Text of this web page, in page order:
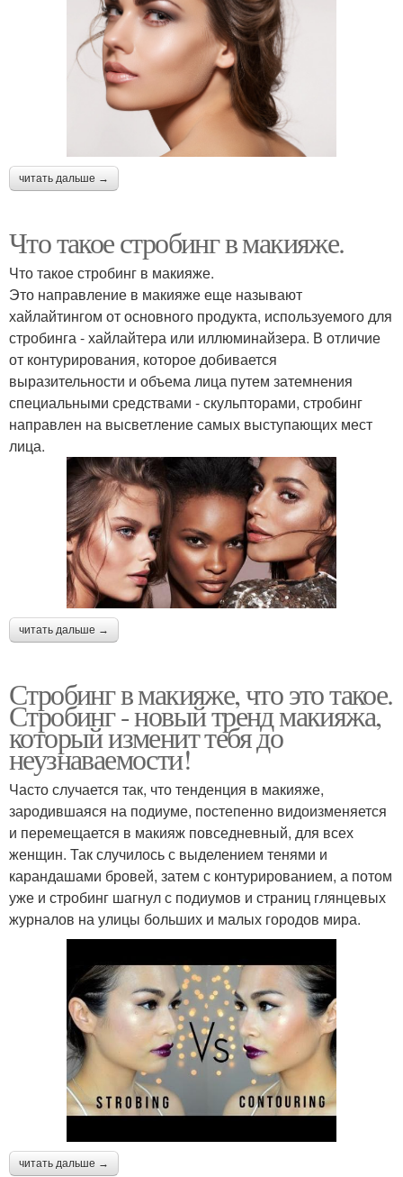
читать дальше →
Что такое стробинг в макияже.
Что такое стробинг в макияже.
Это направление в макияже еще называют
хайлайтингом от основного продукта, используемого для
стробинга - хайлайтера или иллюминайзера. В отличие
от контурирования, которое добивается
выразительности и объема лица путем затемнения
специальными средствами - скульпторами, стробинг
направлен на высветление самых выступающих мест
лица.
читать дальше →
Стробинг в макияже, что это такое.
Стробинг - новый тренд макияжа,
который изменит тебя до
неузнаваемости!
Часто случается так, что тенденция в макияже,
зародившаяся на подиуме, постепенно видоизменяется
и перемещается в макияж повседневный, для всех
женщин. Так случилось с выделением тенями и
карандашами бровей, затем с контурированием, а потом
уже и стробинг шагнул с подиумов и страниц глянцевых
журналов на улицы больших и малых городов мира.
читать дальше →